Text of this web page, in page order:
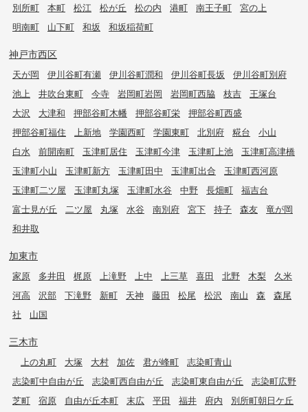
別所町
本町 松江 松が丘 松の内 港町 南王子町
宮の上
明南町
山下町 和坂 和坂稲荷町
神戸市西区
天が岡 伊川谷町有瀬 伊川谷町潤和 伊川谷町長坂
伊川谷町別府
池上
井吹台東町 今寺 岩岡町岩岡 岩岡町西脇 枝吉
王塚台
大沢
大津和 押部谷町木幡 押部谷町栄
押部谷町西盛
押部谷町福住
上新地 学園西町 学園東町 北別府 糀台
小山
白水
前開南町 玉津町居住 玉津町今津 玉津町上池
玉津町高津橋
玉津町小山
玉津町新方 玉津町田中 玉津町出合
玉津町西河原
玉津町二ツ屋
玉津町丸塚 玉津町水谷 中野 長畑町
福吉台
富士見が丘
二ツ屋 丸塚 水谷 南別府 宮下 持子 森友
竜が岡
和井取
加東市
家原 多井田 梶原 上滝野 上中 上三草 喜田 北野 木梨
久米
河高
沢部 下滝野 新町 天神 藤田 松尾 松沢 南山 森
森尾
社
山国
三木市
上の丸町 大塚 大村 加佐 君が峰町
志染町青山
志染町中自由が丘
志染町西自由が丘 志染町東自由が丘
志染町広野
芝町
宿原 自由が丘本町 末広 平田 福井 府内
別所町朝日ケ丘